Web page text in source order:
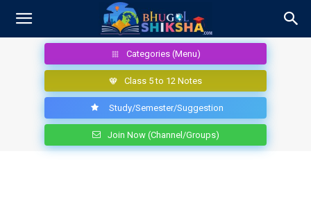
Categories (Menu)
Class 5 to 12 Notes
Study/Semester/Suggestion
Join Now (Channel/Groups)